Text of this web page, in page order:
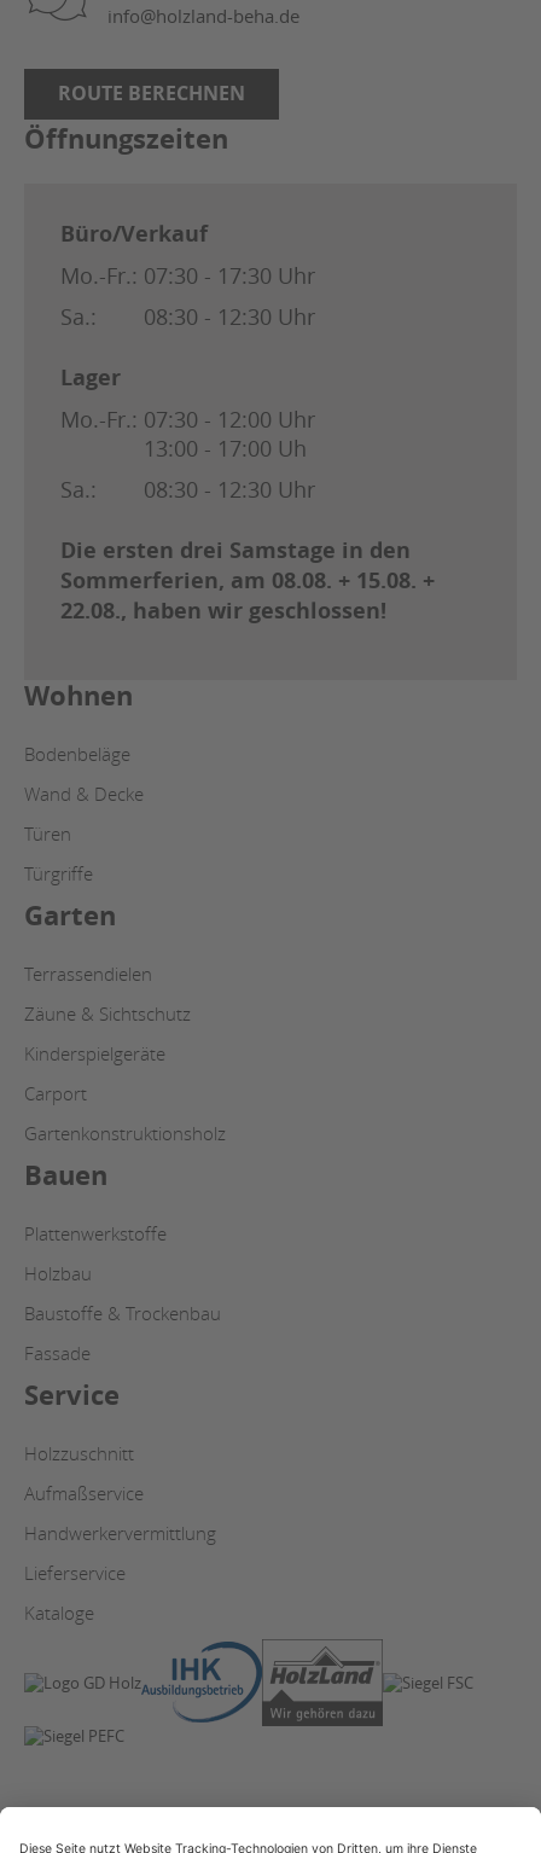
info@holzland-beha.de
ROUTE BERECHNEN
Öffnungszeiten
Büro/Verkauf
Mo.-Fr.: 07:30 - 17:30 Uhr
Sa.:
08:30 - 12:30 Uhr
Lager
Mo.-Fr.: 07:30 - 12:00 Uhr
13:00 - 17:00 Uh
Sa.:
08:30 - 12:30 Uhr
Die ersten drei Samstage in den
Sommerferien, am 08.08. + 15.08. +
22.08., haben wir geschlossen!
Wohnen
Bodenbeläge
Wand & Decke
Türen
Türgriffe
Garten
Terrassendielen
Zäune & Sichtschutz
Kinderspielgeräte
Carport
Gartenkonstruktionsholz
Bauen
Plattenwerkstoffe
Holzbau
Baustoffe & Trockenbau
Fassade
Service
Holzzuschnitt
Aufmaßservice
Handwerkervermittlung
Lieferservice
Kataloge